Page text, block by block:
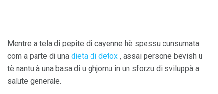
Mentre a tela di pepite di cayenne hè spessu cunsumata
com a parte di una dieta di detox , assai persone bevish u
tè nantu à una basa di u ghjornu in un sforzu di sviluppà a
salute generale.